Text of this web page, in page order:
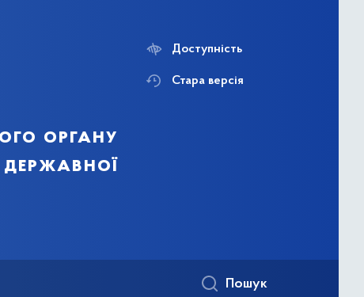
органу
державної
Доступність
Стара версія
Пошук